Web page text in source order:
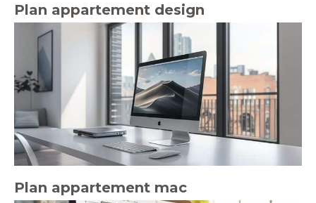
Plan appartement design
Plan appartement mac